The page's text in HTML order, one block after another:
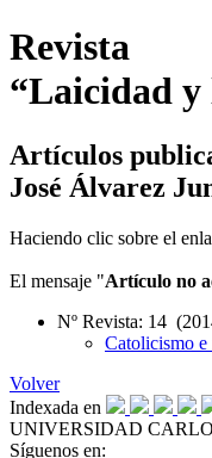
Revista
“Laicidad y
Artículos
José Álvarez
Haciendo clic sobre el
El mensaje "Artículo no
Nº Revista: 14
Catolicismo
Volver
Indexada en
UNIVERSIDAD
Síguenos en: